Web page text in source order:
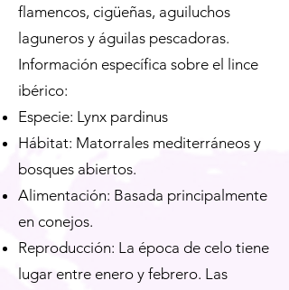
flamencos, cigüeñas, aguiluchos
laguneros y águilas pescadoras.
Información específica sobre el lince
ibérico:
Especie: Lynx pardinus
Hábitat: Matorrales mediterráneos y
bosques abiertos.
Alimentación: Basada principalmente
en conejos.
Reproducción: La época de celo tiene
lugar entre enero y febrero. Las